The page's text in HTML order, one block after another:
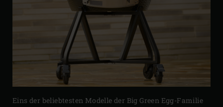
Eins der beliebtesten Modelle der Big Green Egg-Familie